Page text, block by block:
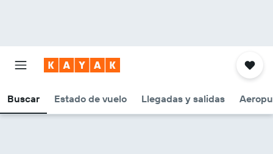
Buscar Estado de vuelo Llegadas y salidas